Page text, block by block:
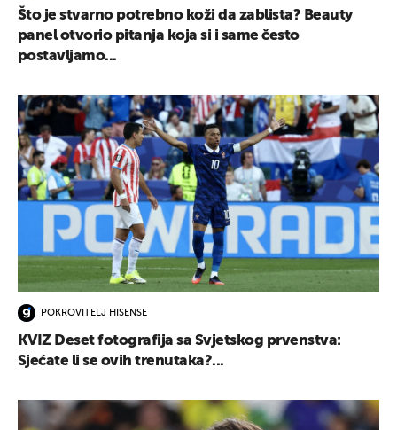
Što je stvarno potrebno koži da zablista? Beauty
panel otvorio pitanja koja si i same često
postavljamo...
POKROVITELJ HISENSE
KVIZ Deset fotografija sa Svjetskog prvenstva:
Sjećate li se ovih trenutaka?...